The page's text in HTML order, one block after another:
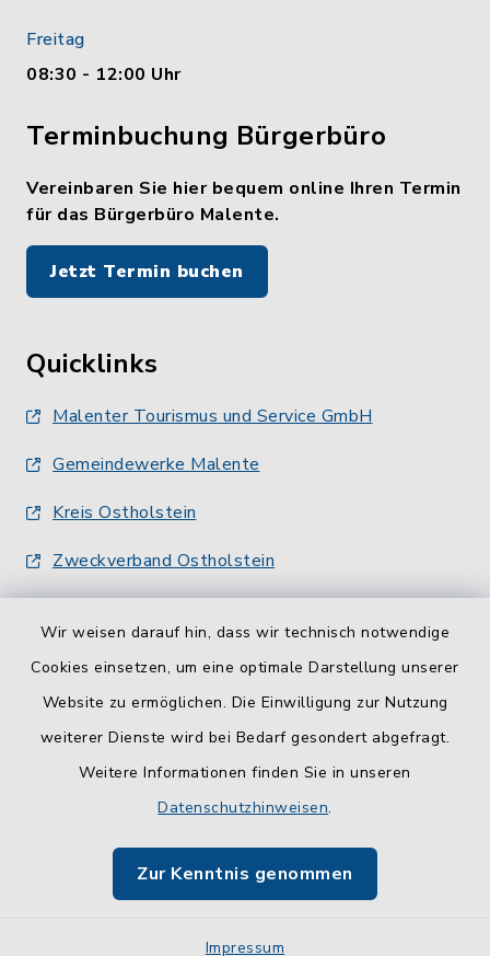
Wir weisen darauf hin, dass wir technisch notwendige
Cookies einsetzen, um eine optimale Darstellung unserer
Website zu ermöglichen. Die Einwilligung zur Nutzung
weiterer Dienste wird bei Bedarf gesondert abgefragt.
Weitere Informationen finden Sie in unseren
Datenschutzhinweisen.
Zur Kenntnis genommen
Impressum
Freitag
08:30 - 12:00 Uhr
Terminbuchung Bürgerbüro
Vereinbaren Sie hier bequem online Ihren Termin
für das Bürgerbüro Malente.
Jetzt Termin buchen
Quicklinks
Malenter Tourismus und Service GmbH
Gemeindewerke Malente
Kreis Ostholstein
Zweckverband Ostholstein
Barrierefreiheit
Impressum
Sitemap